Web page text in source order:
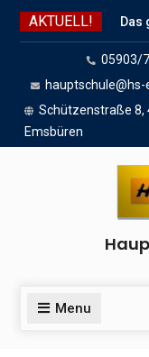
Skip
AKTUELL!
Das
Wir
05903/
Schützenstraße 8,
Emsbüren
Menu